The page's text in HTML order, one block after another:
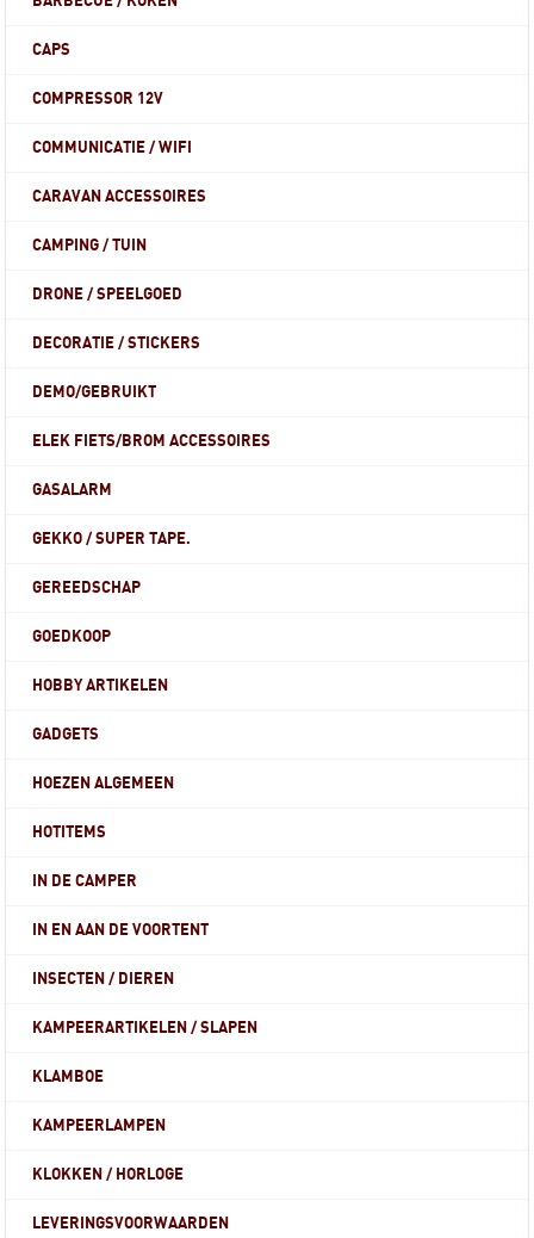
CAPS
COMPRESSOR 12V
COMMUNICATIE / WIFI
CARAVAN ACCESSOIRES
CAMPING / TUIN
DRONE / SPEELGOED
DECORATIE / STICKERS
DEMO/GEBRUIKT
ELEK FIETS/BROM ACCESSOIRES
GASALARM
GEKKO / SUPER TAPE.
GEREEDSCHAP
GOEDKOOP
HOBBY ARTIKELEN
GADGETS
HOEZEN ALGEMEEN
HOTITEMS
IN DE CAMPER
IN EN AAN DE VOORTENT
INSECTEN / DIEREN
KAMPEERARTIKELEN / SLAPEN
KLAMBOE
KAMPEERLAMPEN
KLOKKEN / HORLOGE
LEVERINGSVOORWAARDEN